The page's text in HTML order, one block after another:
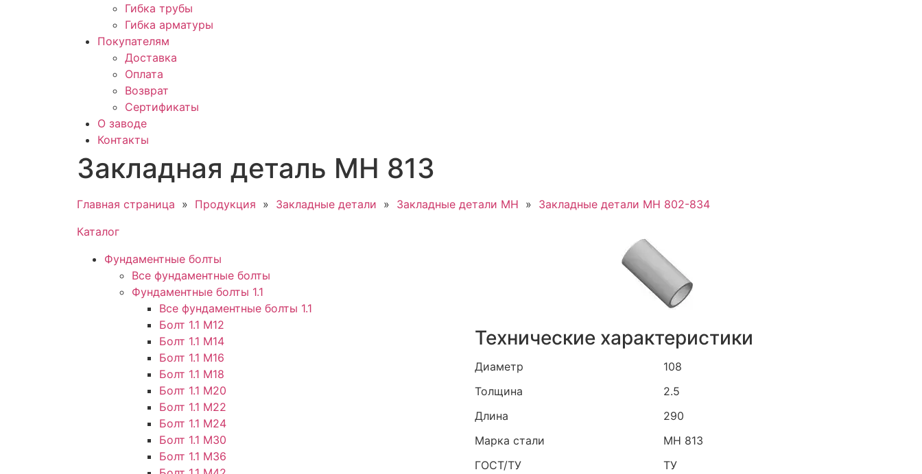
Гибка трубы
Гибка арматуры
Покупателям
Доставка
Оплата
Возврат
Сертификаты
О заводе
Контакты
Закладная деталь МН 813
Главная страница » Продукция » Закладные детали » Закладные детали МН » Закладные детали МН 802-834
Каталог
Фундаментные болты
Все фундаментные болты
Фундаментные болты 1.1
Все фундаментные болты 1.1
Болт 1.1 М12
Болт 1.1 М14
Болт 1.1 М16
Болт 1.1 М18
Болт 1.1 М20
Болт 1.1 М22
Болт 1.1 М24
Болт 1.1 М30
Болт 1.1 М36
Технические характеристики
Диаметр
Толщина
Длина
Марка стали
ГОСТ/ТУ
108
2.5
290
МН 813
ТУ